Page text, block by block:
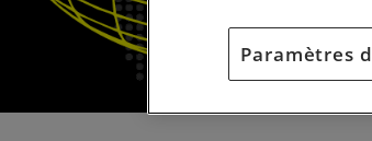
Paramètres